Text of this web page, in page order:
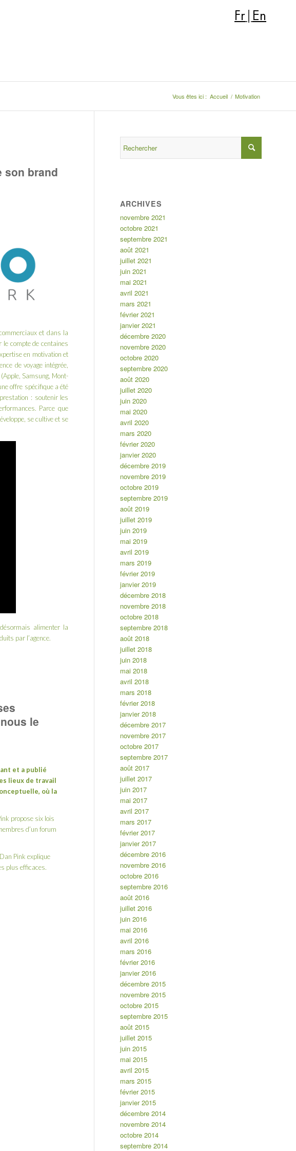
Fr En
Vous êtes ici : Accueil / Motivation
son brand
et dans la
compte de centaines
en motivation et
de voyage intégrée,
Samsung, Mont-
offre spécifique a été
: soutenir les
Parce que
se cultive et se
alimenter la
par l’agence.
le
et a publié
lieux de travail
où la
propose six lois
d’un forum
Pink explique
plus efficaces.
ARCHIVES
novembre 2021
octobre 2021
septembre 2021
août 2021
juillet 2021
juin 2021
mai 2021
avril 2021
mars 2021
février 2021
janvier 2021
décembre 2020
novembre 2020
octobre 2020
septembre 2020
août 2020
juillet 2020
juin 2020
mai 2020
avril 2020
mars 2020
février 2020
janvier 2020
décembre 2019
novembre 2019
octobre 2019
septembre 2019
août 2019
juillet 2019
juin 2019
mai 2019
avril 2019
mars 2019
février 2019
janvier 2019
décembre 2018
novembre 2018
octobre 2018
septembre 2018
août 2018
juillet 2018
juin 2018
mai 2018
avril 2018
mars 2018
février 2018
janvier 2018
décembre 2017
novembre 2017
octobre 2017
septembre 2017
août 2017
juillet 2017
juin 2017
mai 2017
avril 2017
mars 2017
février 2017
janvier 2017
décembre 2016
novembre 2016
octobre 2016
septembre 2016
août 2016
juillet 2016
juin 2016
mai 2016
avril 2016
mars 2016
février 2016
janvier 2016
décembre 2015
novembre 2015
octobre 2015
septembre 2015
août 2015
juillet 2015
juin 2015
mai 2015
avril 2015
mars 2015
février 2015
janvier 2015
décembre 2014
novembre 2014
octobre 2014
septembre 2014